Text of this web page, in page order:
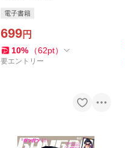
電子書籍
699円
10% （62pt）
要エントリー